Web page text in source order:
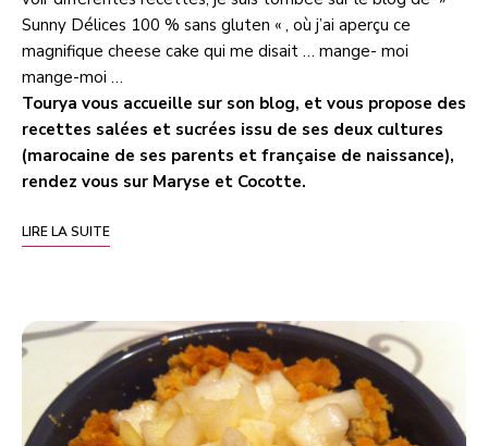
Sunny Délices 100 % sans gluten « , où j’ai aperçu ce
magnifique cheese cake qui me disait … mange- moi
mange-moi …
Tourya vous accueille sur son blog, et vous propose des
recettes salées et sucrées issu de ses deux cultures
(marocaine de ses parents et française de naissance),
rendez vous sur Maryse et Cocotte.
LIRE LA SUITE